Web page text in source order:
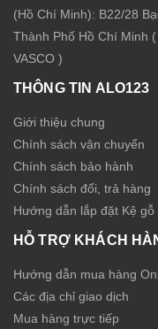
(Hồ Chí Minh): B22/28
Thành Phố Hồ Chí Minh
VASCO )
THÔNG TIN ALO123
Giới thiệu chung
Chính sách vận chuyển
Chính sách bảo hành
Chính sách đổi, trả hàng
Hướng dẫn lắp đặt Kệ gỗ
HỖ TRỢ KHÁCH
Hướng dẫn mua hàng
Các địa chỉ giao dịch
Mua hàng trực tiếp